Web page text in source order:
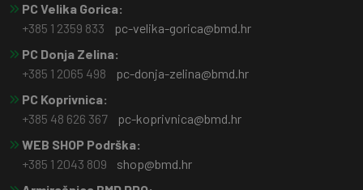
PC Velika Gorica:
+385 1 2359 833
pc-velika-gorica@bmd.hr
PC Donja Zelina:
+385 1 2065 498
pc-donja-zelina@bmd.hr
PC Koprivnica:
+385 48 626 367
pc-koprivnica@bmd.hr
WEB SHOP Podrška:
+385 1 2043 809
shop@bmd.hr